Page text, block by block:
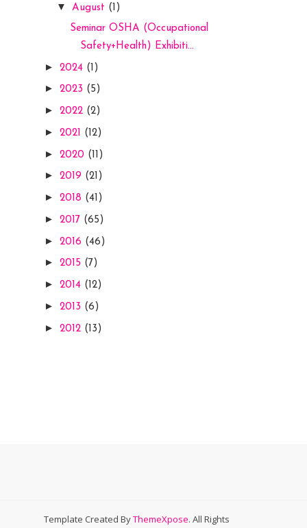
▼ August (1)
Seminar OSHA (Occupational
Safety+Health) Exhibiti...
► 2024 (1)
► 2023 (5)
► 2022 (2)
► 2021 (12)
► 2020 (11)
► 2019 (21)
► 2018 (41)
► 2017 (65)
► 2016 (46)
► 2015 (7)
► 2014 (12)
► 2013 (6)
► 2012 (13)
Template Created ByThemeXpose. All Rights